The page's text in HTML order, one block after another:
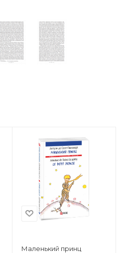
Маленький принц